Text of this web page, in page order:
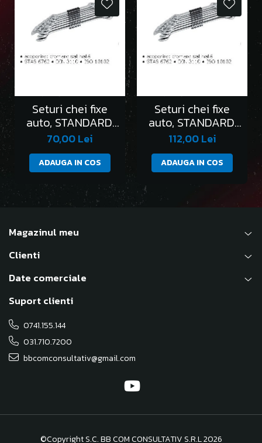
Seturi chei fixe
auto, STANDARD,
în clemă/6 bucati
70,00 Lei
ADAUGA IN COS
Seturi chei fixe
auto, STANDARD,
în clemă/8 bucati
112,00 Lei
ADAUGA IN COS
Magazinul meu
Clienti
Date comerciale
Suport clienti
0741.155.144
031.710.7200
bbcomconsultativ@gmail.com
©Copyright S.C. BB COM CONSULTATIV S.R.L 2026